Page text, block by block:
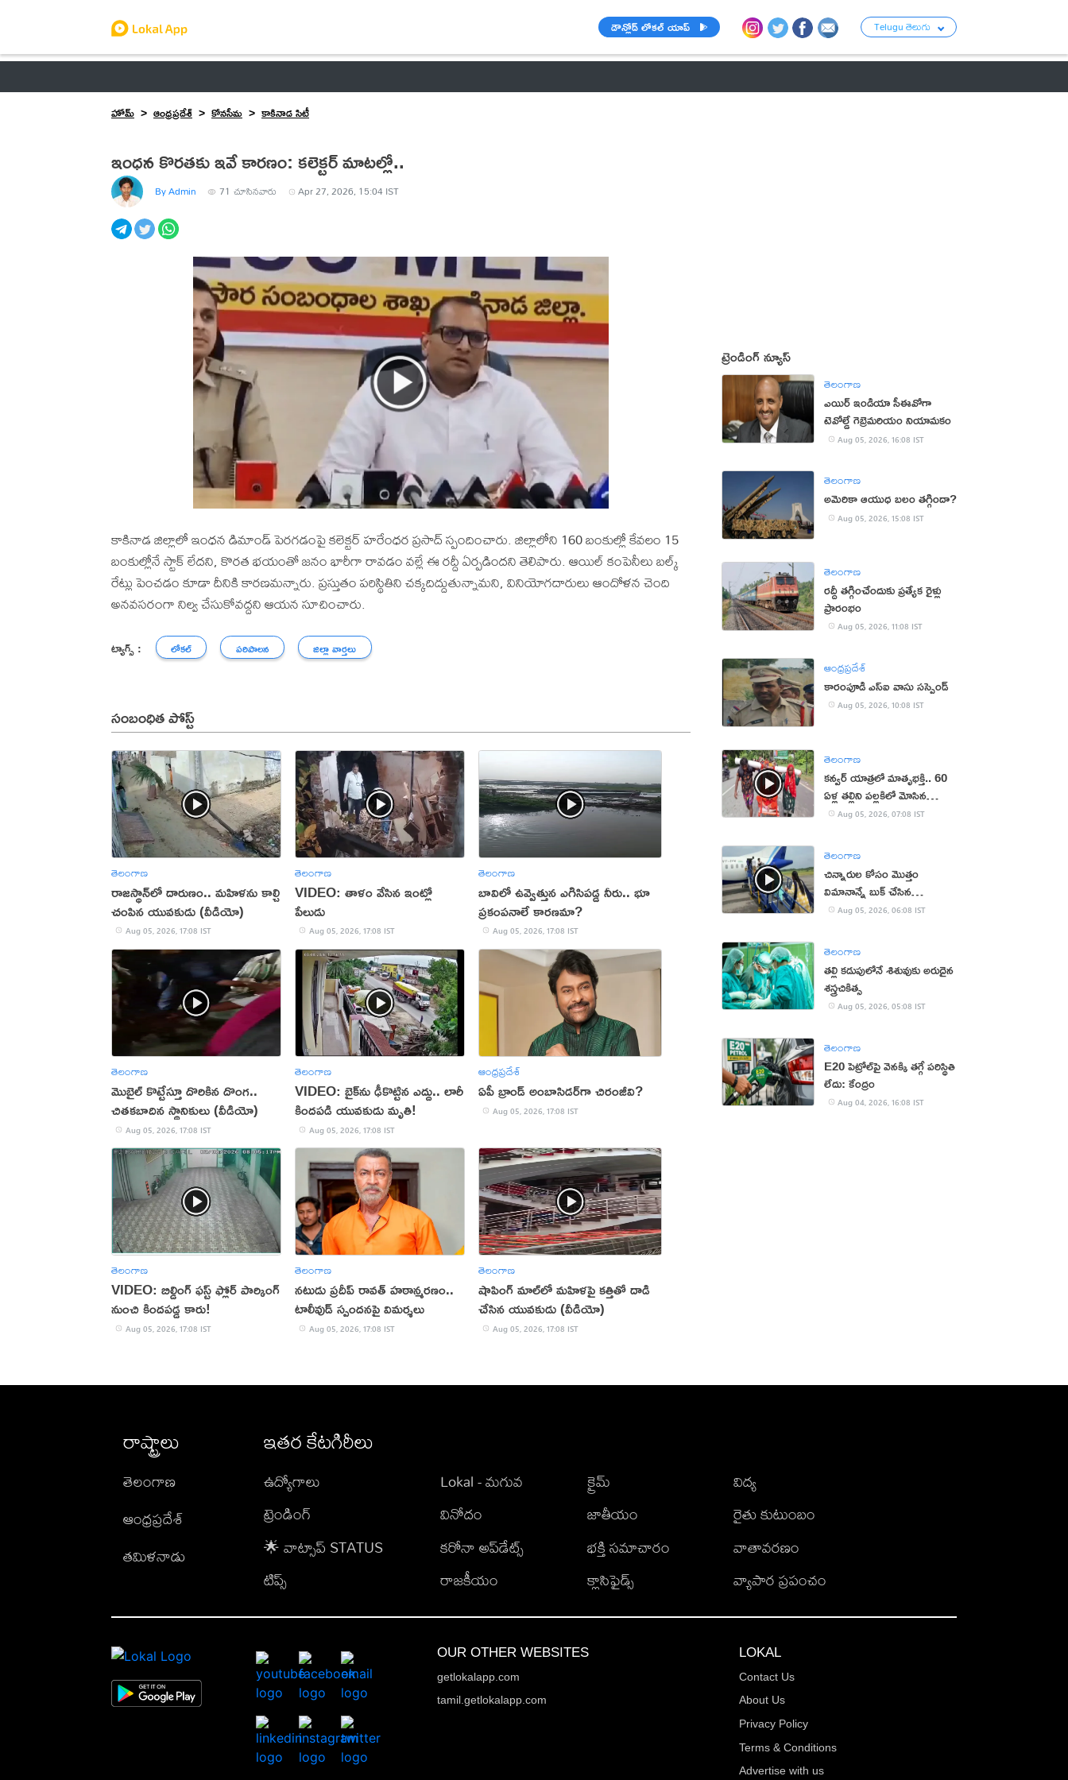
డౌన్లోడ్ లోకల్ యాప్ Telugu తెలుగు
హోమ్
ఆంధ్రప్రదేశ్ కోనసీమ కాకినాడ సిటీ
ఇంధన కొరతకు ఇవే కారణం: కలెక్టర్ మాటల్లో..
By Admin 71 చూసినవారు Apr 27, 2026, 15:04 IST
కాకినాడ జిల్లాలో ఇంధన డిమాండ్ పెరగడంపై కలెక్టర్ హరేంధర ప్రసాద్ స్పందించారు. జిల్లాలోని 160 బంకుల్లో కేవలం 15
బంకుల్లోనే స్టాక్ లేదని, కొరత భయంతో జనం భారీగా రావడం వల్లే ఈ రద్దీ ఏర్పడిందని తెలిపారు. ఆయిల్ కంపెనీలు బల్క్
రేట్లు పెంచడం కూడా దీనికి కారణమన్నారు. ప్రస్తుతం పరిస్థితిని చక్కదిద్దుతున్నామని, వినియోగదారులు ఆందోళన చెంది
అనవసరంగా నిల్వ చేసుకోవద్దని ఆయన సూచించారు.
ట్యాగ్స్ : లోకల్ పరిపాలన జిల్లా వార్తలు
సంబంధిత పోస్ట్
తెలంగాణ
రాజస్థాన్‌లో దారుణం.. మహిళను కాల్చి
చంపిన యువకుడు (వీడియో)
Aug 05, 2026, 17:08 IST
తెలంగాణ
VIDEO: తాళం వేసిన ఇంట్లో
పేలుడు
Aug 05, 2026, 17:08 IST
తెలంగాణ
బావిలో ఉవ్వెత్తున ఎగిసిపడ్డ నీరు.. భూ
ప్రకంపనాలే కారణమా?
Aug 05, 2026, 17:08 IST
తెలంగాణ
మొబైల్ కొట్టేస్తూ దొరికిన దొంగ..
చితకబాదిన స్థానికులు (వీడియో)
Aug 05, 2026, 17:08 IST
తెలంగాణ
VIDEO: బైక్‌ను ఢీకొట్టిన ఎద్దు.. లారీ
కిందపడి యువకుడు మృతి!
Aug 05, 2026, 17:08 IST
ఆంధ్రప్రదేశ్
ఏపీ బ్రాండ్ అంబాసిడర్‌గా చిరంజీవి?
Aug 05, 2026, 17:08 IST
తెలంగాణ
VIDEO: బిల్డింగ్ ఫస్ట్ ఫ్లోర్ పార్కింగ్
నుంచి కిందపడ్డ కారు!
Aug 05, 2026, 17:08 IST
తెలంగాణ
నటుడు ప్రదీప్ రావత్ హఠాన్మరణం..
టాలీవుడ్ స్పందనపై విమర్శలు
Aug 05, 2026, 17:08 IST
తెలంగాణ
షాపింగ్ మాల్‌లో మహిళపై కత్తితో దాడి
చేసిన యువకుడు (వీడియో)
Aug 05, 2026, 17:08 IST
ట్రెండింగ్ న్యూస్
తెలంగాణ
ఎయిర్ ఇండియా సీఈవోగా
టెవోల్డే గెబ్రెమరియం నియామకం
Aug 05, 2026, 16:08 IST
తెలంగాణ
అమెరికా ఆయుధ బలం తగ్గిందా?
Aug 05, 2026, 15:08 IST
తెలంగాణ
రద్దీ తగ్గించేందుకు ప్రత్యేక రైళ్లు
ప్రారంభం
Aug 05, 2026, 11:08 IST
ఆంధ్రప్రదేశ్
కారంపూడి ఎస్ఐ వాసు స‌స్పెండ్‌
Aug 05, 2026, 10:08 IST
తెలంగాణ
కన్వర్ యాత్రలో మాతృభక్తి.. 60
ఏళ్ల తల్లిని పల్లకిలో మోసిన
కొడుకు, కోడలు!
Aug 05, 2026, 07:08 IST
తెలంగాణ
చిన్నారుల కోసం మొత్తం
విమానాన్నే బుక్ చేసిన
యూట్యూబర్
Aug 05, 2026, 06:08 IST
తెలంగాణ
తల్లి కడుపులోనే శిశువుకు అరుదైన
శస్త్రచికిత్స
Aug 05, 2026, 05:08 IST
తెలంగాణ
E20 పెట్రోల్‌పై వెనక్కి తగ్గే పరిస్థితి
లేదు: కేంద్రం
Aug 04, 2026, 16:08 IST
రాష్ట్రాలు
తెలంగాణ
ఆంధ్రప్రదేశ్
తమిళనాడు
ఇతర కేటగిరీలు
ఉద్యోగాలు
ట్రెండింగ్
🌟 వాట్సాప్ STATUS
టిప్స్
Lokal - మగువ
వినోదం
కరోనా అప్‌డేట్స్
రాజకీయం
క్రైమ్
జాతీయం
భక్తి సమాచారం
క్లాసిఫైడ్స్
విద్య
రైతు కుటుంబం
వాతావరణం
వ్యాపార ప్రపంచం
OUR OTHER WEBSITES
getlokalapp.com
tamil.getlokalapp.com
LOKAL
Contact Us
About Us
Privacy Policy
Terms & Conditions
Advertise with us